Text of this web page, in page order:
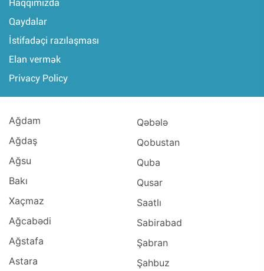
Haqqımızda
Qaydalar
İstifadəçi razılaşması
Elan vermək
Privacy Policy
Ağdam
Ağdaş
Ağsu
Bakı
Xaçmaz
Ağcabədi
Ağstafa
Astara
Qəbələ
Qobustan
Quba
Qusar
Saatlı
Sabirabad
Şabran
Şahbuz